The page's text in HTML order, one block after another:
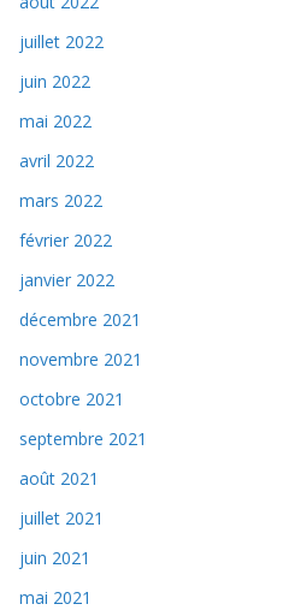
juillet 2022
juin 2022
mai 2022
avril 2022
mars 2022
février 2022
janvier 2022
décembre 2021
novembre 2021
octobre 2021
septembre 2021
août 2021
juillet 2021
juin 2021
mai 2021